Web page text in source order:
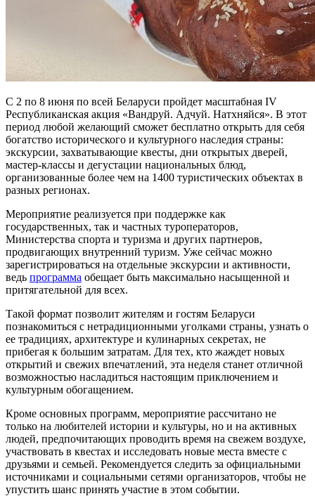
С 2 по 8 июня по всей Беларуси пройдет масштабная IV
Республиканская акция «Вандруй. Адчуй. Натхняйся». В этот
период любой желающий сможет бесплатно открыть для себя
богатство исторического и культурного наследия страны:
экскурсии, захватывающие квесты, дни открытых дверей,
мастер-классы и дегустации национальных блюд,
организованные более чем на 1400 туристических объектах в
разных регионах.
Мероприятие реализуется при поддержке как
государственных, так и частных туроператоров,
Министерства спорта и туризма и других партнеров,
продвигающих внутренний туризм. Уже сейчас можно
зарегистрироваться на отдельные экскурсии и активности,
ведь программа обещает быть максимально насыщенной и
притягательной для всех.
Такой формат позволит жителям и гостям Беларуси
познакомиться с нетрадиционными уголками страны, узнать о
ее традициях, архитектуре и кулинарных секретах, не
прибегая к большим затратам. Для тех, кто жаждет новых
открытий и свежих впечатлений, эта неделя станет отличной
возможностью насладиться настоящим приключением и
культурным обогащением.
Кроме основных программ, мероприятие рассчитано не
только на любителей истории и культуры, но и на активных
людей, предпочитающих проводить время на свежем воздухе,
участвовать в квестах и исследовать новые места вместе с
друзьями и семьей. Рекомендуется следить за официальными
источниками и социальными сетями организаторов, чтобы не
упустить шанс принять участие в этом событии.